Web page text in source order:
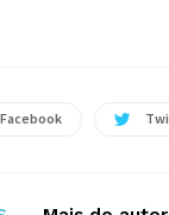
Facebook